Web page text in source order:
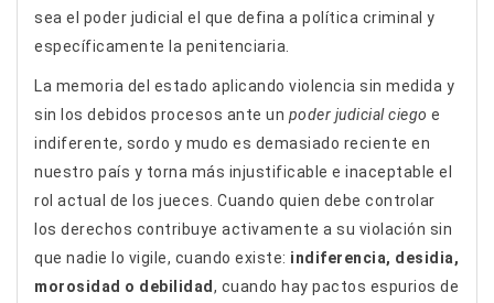
sea el poder judicial el que defina a política criminal y
específicamente la penitenciaria.
La memoria del estado aplicando violencia sin medida y
sin los debidos procesos ante un poder judicial ciego e
indiferente, sordo y mudo es demasiado reciente en
nuestro país y torna más injustificable e inaceptable el
rol actual de los jueces. Cuando quien debe controlar
los derechos contribuye activamente a su violación sin
que nadie lo vigile, cuando existe: indiferencia, desidia,
morosidad o debilidad , cuando hay pactos espurios de